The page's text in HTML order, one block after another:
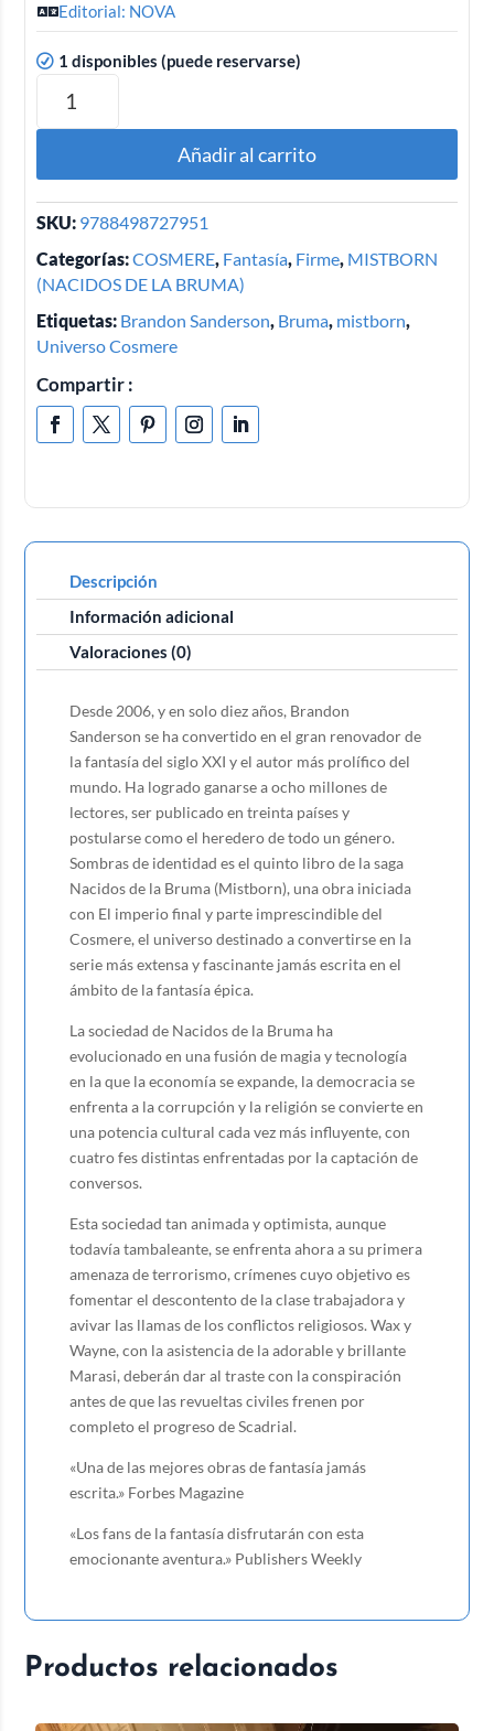
Editorial: NOVA
1 disponibles (puede reservarse)
Añadir al carrito
SKU: 9788498727951
Categorías:COSMERE, Fantasía, Firme, MISTBORN
(NACIDOS DE LA BRUMA)
Etiquetas: Brandon Sanderson, Bruma, mistborn,
Universo Cosmere
Compartir :
Descripción
Información adicional
Valoraciones (0)
Desde 2006, y en solo diez años, Brandon
Sanderson se ha convertido en el gran renovador de
la fantasía del siglo XXI y el autor más prolífico del
mundo. Ha logrado ganarse a ocho millones de
lectores, ser publicado en treinta países y
postularse como el heredero de todo un género.
Sombras de identidad es el quinto libro de la saga
Nacidos de la Bruma (Mistborn), una obra iniciada
con El imperio final y parte imprescindible del
Cosmere, el universo destinado a convertirse en la
serie más extensa y fascinante jamás escrita en el
ámbito de la fantasía épica.
La sociedad de Nacidos de la Bruma ha
evolucionado en una fusión de magia y tecnología
en la que la economía se expande, la democracia se
enfrenta a la corrupción y la religión se convierte en
una potencia cultural cada vez más influyente, con
cuatro fes distintas enfrentadas por la captación de
conversos.
Esta sociedad tan animada y optimista, aunque
todavía tambaleante, se enfrenta ahora a su primera
amenaza de terrorismo, crímenes cuyo objetivo es
fomentar el descontento de la clase trabajadora y
avivar las llamas de los conflictos religiosos. Wax y
Wayne, con la asistencia de la adorable y brillante
Marasi, deberán dar al traste con la conspiración
antes de que las revueltas civiles frenen por
completo el progreso de Scadrial.
«Una de las mejores obras de fantasía jamás
escrita.» Forbes Magazine
«Los fans de la fantasía disfrutarán con esta
emocionante aventura.» Publishers Weekly
Productos relacionados